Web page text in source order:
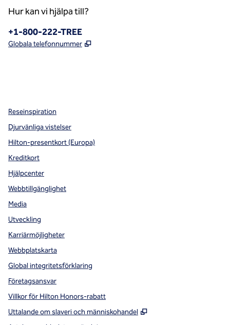
Hur kan vi hjälpa till?
Telefon:
+1-800-222-TREE
Globala telefonnummer ,
Reseinspiration
Djurvänliga vistelser
Hilton-presentkort (Europa)
Kreditkort
Hjälpcenter
Webbtillgänglighet
Media
Utveckling
Karriärmöjligheter
Webbplatskarta
Global integritetsförklaring
Företagsansvar
Villkor för Hilton Honors-rabatt
Uttalande om slaveri och människohandel
,